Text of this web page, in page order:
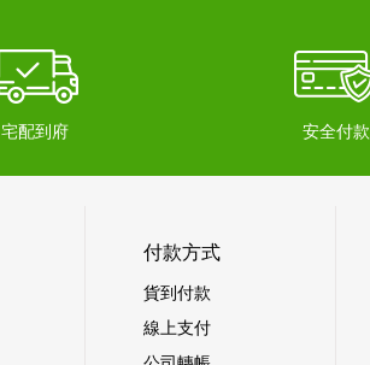
宅配到府 安全付款
付款方式
貨到付款
線上支付